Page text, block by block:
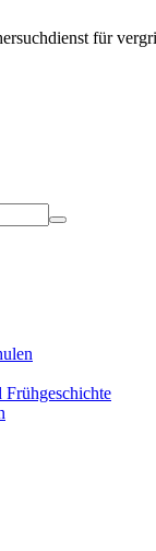
für